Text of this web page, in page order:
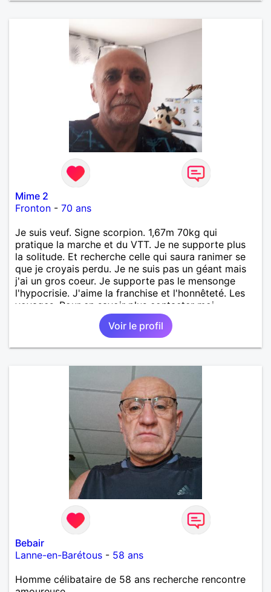
Mime 2
Fronton - 70 ans
Je suis veuf. Signe scorpion. 1,67m 70kg qui
pratique la marche et du VTT. Je ne supporte plus
la solitude. Et recherche celle qui saura ranimer se
que je croyais perdu. Je ne suis pas un géant mais
j'ai un gros coeur. Je supporte pas le mensonge
l'hypocrisie. J'aime la franchise et l'honnêteté. Les
voyages. Pour en savoir plus contacter moi.
Voir le profil
Bebair
Lanne-en-Barétous - 58 ans
Homme célibataire de 58 ans recherche rencontre